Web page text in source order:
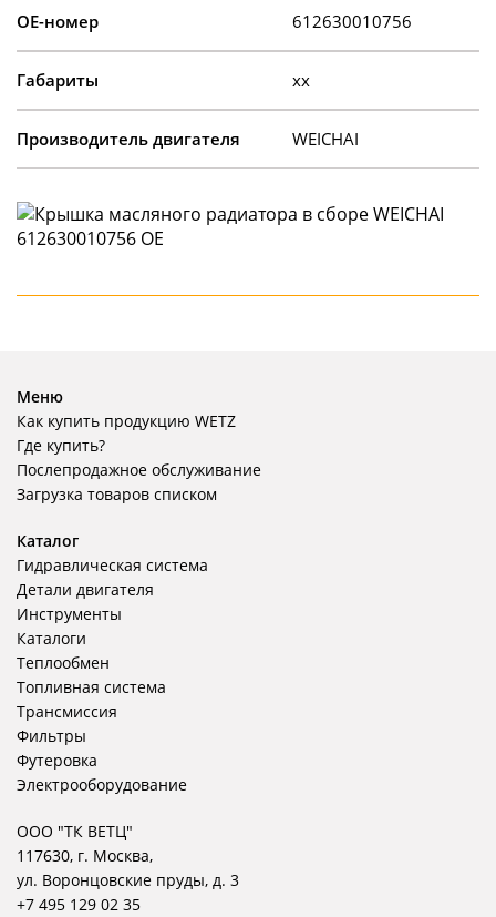
OE-номер 612630010756
Габариты xx
Производитель двигателя WEICHAI
Меню
Как купить продукцию WETZ
Где купить?
Послепродажное обслуживание
Загрузка товаров списком
Каталог
Гидравлическая система
Детали двигателя
Инструменты
Каталоги
Теплообмен
Топливная система
Трансмиссия
Фильтры
Футеровка
Электрооборудование
ООО "ТК ВЕТЦ"
117630, г. Москва,
ул. Воронцовские пруды, д. 3
+7 495 129 02 35